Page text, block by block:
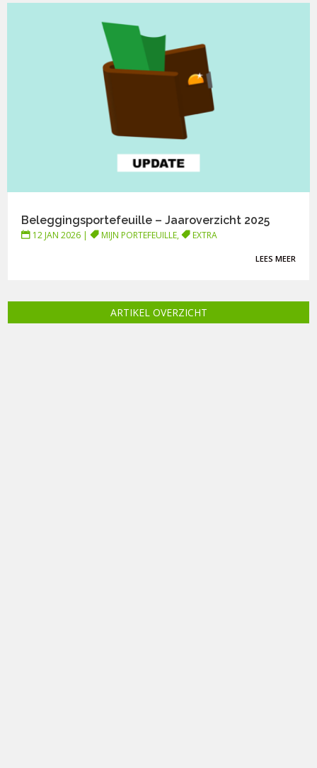
Beleggingsportefeuille – Jaaroverzicht 2025
12 JAN 2026 | MIJN PORTEFEUILLE, EXTRA
LEES MEER
ARTIKEL OVERZICHT